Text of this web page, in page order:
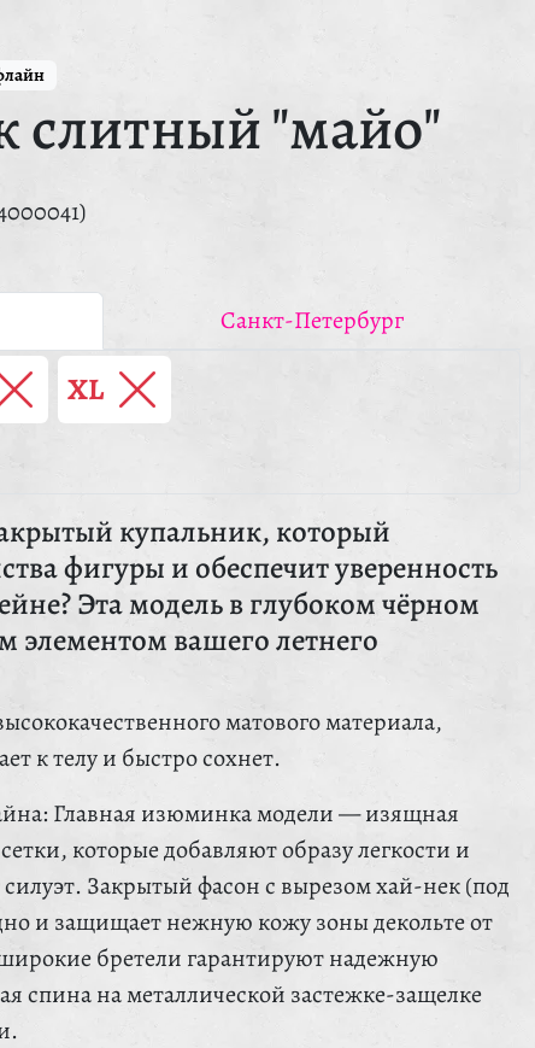
слитный "майо"
Санкт-Петербург
XL
купальник, который
фигуры и обеспечит уверенность
Эта модель в глубоком чёрном
элементом вашего летнего
матового материала,
к телу и быстро сохнет.
Главная изюминка модели — изящная
которые добавляют образу легкости и
Закрытый фасон с вырезом хай-нек (под
и защищает нежную кожу зоны декольте от
бретели гарантируют надежную
спина на металлической застежке-защелке